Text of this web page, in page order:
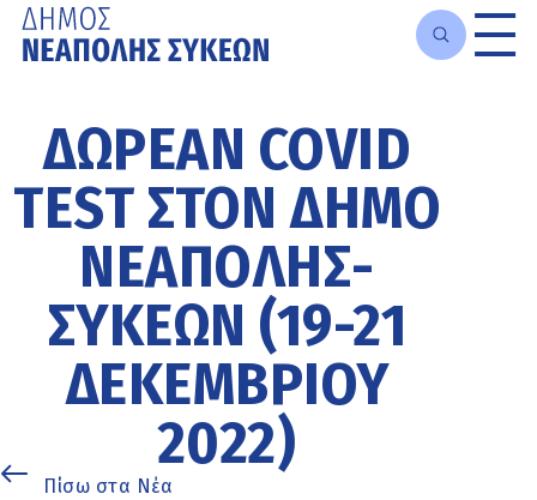
κυρίως
περιεχόμενο
ΔΩΡΕΆΝ COVID
TEST ΣΤΟΝ ΔΉΜΟ
ΝΕΆΠΟΛΗΣ-
ΣΥΚΕΏΝ (19-21
ΔΕΚΕΜΒΡΊΟΥ
2022)
Πίσω στα Νέα